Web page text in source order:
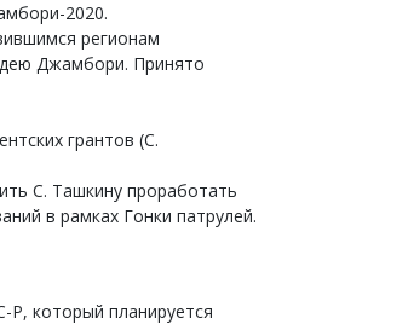
2020.
регионам
Джамбори. Принято
грантов (С.
С. Ташкину проработать
в рамках Гонки патрулей.
который планируется